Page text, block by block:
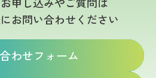
お問い合わせください
わせフォーム